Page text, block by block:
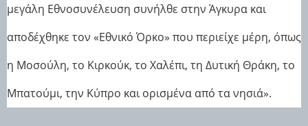
μεγάλη Εθνοσυνέλευση συνήλθε στην Άγκυρα και
αποδέχθηκε τον «Εθνικό Όρκο» που περιείχε μέρη, όπως
η Μοσούλη, το Κιρκούκ, το Χαλέπι, τη Δυτική Θράκη, το
Μπατούμι, την Κύπρο και ορισμένα από τα νησιά».